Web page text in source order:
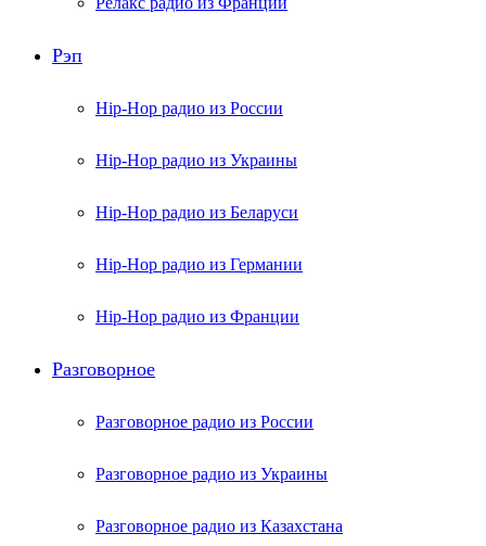
Рэп
Hip-Hop радио из России
Hip-Hop радио из Украины
Hip-Hop радио из Беларуси
Hip-Hop радио из Германии
Hip-Hop радио из Франции
Разговорное
Разговорное радио из России
Разговорное радио из Украины
Разговорное радио из Казахстана